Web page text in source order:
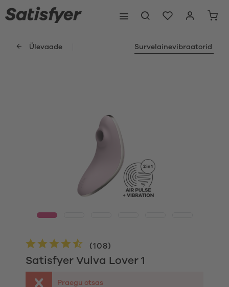
Ülevaade Survelainevibraatorid
Satisfyer Vulva Lover 1
(108)
Praegu otsas